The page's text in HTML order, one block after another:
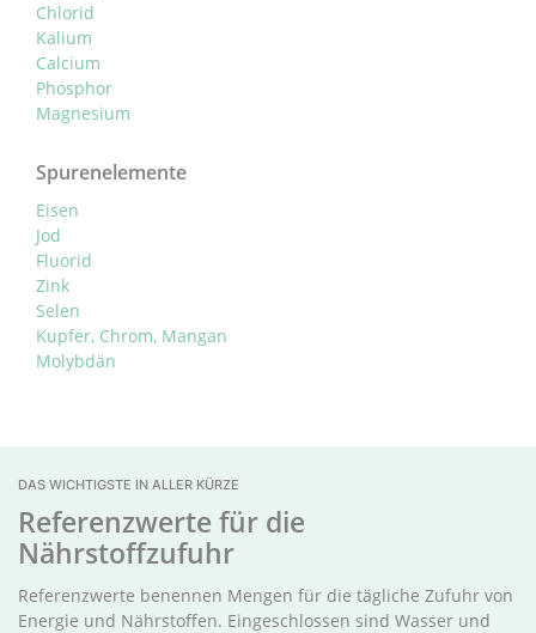
Chlorid
Kalium
Calcium
Phosphor
Magnesium
Spurenelemente
Eisen
Jod
Fluorid
Zink
Selen
Kupfer, Chrom, Mangan
Molybdän
DAS WICHTIGSTE IN ALLER KÜRZE
Referenzwerte für die
Nährstoffzufuhr
Referenzwerte benennen Mengen für die tägliche Zufuhr von
Energie und Nährstoffen. Eingeschlossen sind Wasser und